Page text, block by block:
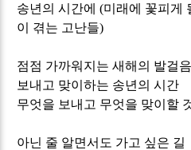
송년의 시간에 (미래에 꽃피게
이 겪는 고난들)
점점 가까워지는 새해의 발걸음
보내고 맞이하는 송년의 시간
무엇을 보내고 무엇을 맞이할
아닌 줄 알면서도 가고 싶은 길
Sketchbook5,
Sketchbook5,